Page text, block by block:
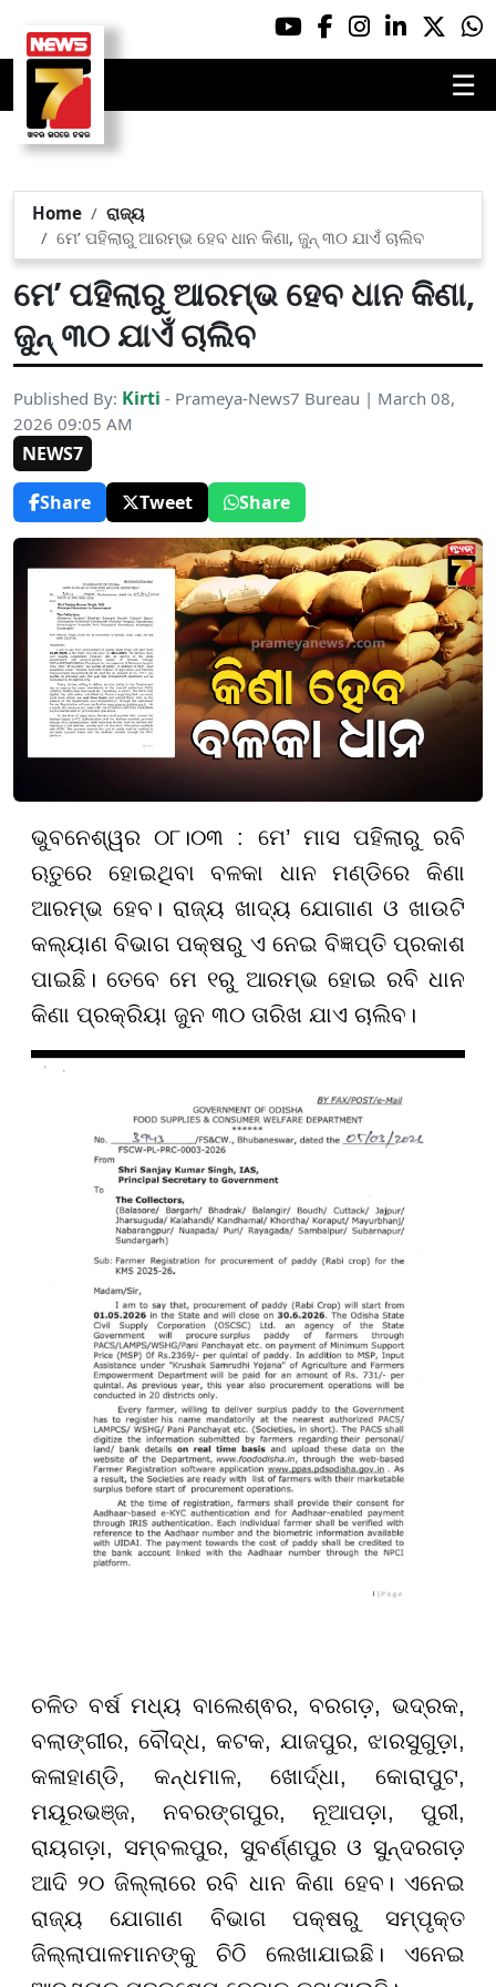
☰
Home
ରାଜ୍ୟ
ମେ’ ପହିଲାରୁ ଆରମ୍ଭ ହେବ ଧାନ କିଣା, ଜୁନ୍ ୩୦ ଯାଏଁ ଚାଲିବ
ମେ’ ପହିଲାରୁ ଆରମ୍ଭ ହେବ ଧାନ କିଣା,
ଜୁନ୍ ୩୦ ଯାଏଁ ଚାଲିବ
Published By: Kirti - Prameya-News7 Bureau | March 08,
2026 09:05 AM
NEWS7
Share
Tweet Share
ଭୁବନେଶ୍ୱର ୦୮।୦୩ : ମେ’ ମାସ ପହିଲାରୁ ରବି
ଋତୁରେ ହୋଇଥିବା ବଳକା ଧାନ ମଣ୍ଡିରେ କିଣା
ଆରମ୍ଭ ହେବ। ରାଜ୍ୟ ଖାଦ୍ୟ ଯୋଗାଣ ଓ ଖାଉଟି
କଲ୍ୟାଣ ବିଭାଗ ପକ୍ଷରୁ ଏ ନେଇ ବିଜ୍ଞପ୍ତି ପ୍ରକାଶ
ପାଇଛି। ତେବେ ମେ ୧ରୁ ଆରମ୍ଭ ହୋଇ ରବି ଧାନ
କିଣା ପ୍ରକ୍ରିୟା ଜୁନ ୩୦ ତାରିଖ ଯାଏ ଚାଲିବ।
ଚଳିତ ବର୍ଷ ମଧ୍ୟ ବାଲେଶ୍ଵର, ବରଗଡ଼, ଭଦ୍ରକ,
ବଲାଙ୍ଗୀର, ବୌଦ୍ଧ, କଟକ, ଯାଜପୁର, ଝାରସୁଗୁଡ଼ା,
କଳାହାଣ୍ଡି, କନ୍ଧମାଳ, ଖୋର୍ଦ୍ଧା, କୋରାପୁଟ,
ମୟୂରଭଞ୍ଜ, ନବରଙ୍ଗପୁର, ନୂଆପଡ଼ା, ପୁରୀ,
ରାୟଗଡ଼ା, ସମ୍ବଲପୁର, ସୁବର୍ଣ୍ଣପୁର ଓ ସୁନ୍ଦରଗଡ଼
ଆଦି ୨୦ ଜିଲ୍ଲାରେ ରବି ଧାନ କିଣା ହେବ। ଏନେଇ
ରାଜ୍ୟ ଯୋଗାଣ ବିଭାଗ ପକ୍ଷରୁ ସମ୍ପୃକ୍ତ
ଜିଲ୍ଲାପାଳମାନଙ୍କୁ ଚିଠି ଲେଖାଯାଇଛି। ଏନେଇ